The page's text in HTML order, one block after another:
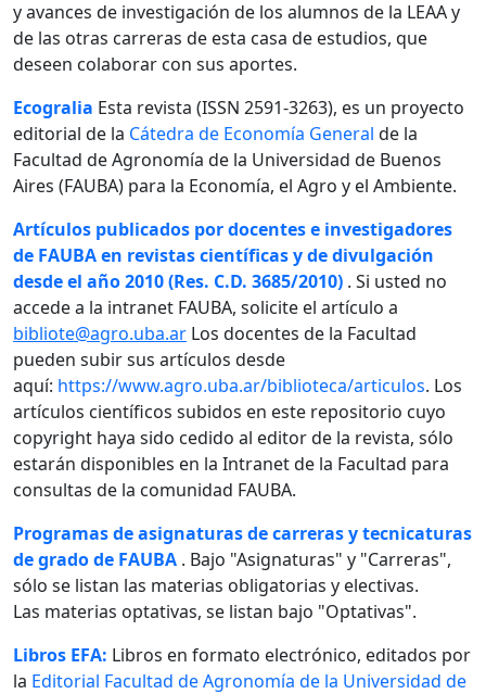
y avances de investigación de los alumnos de la LEAA y
de las otras carreras de esta casa de estudios, que
deseen colaborar con sus aportes.
Ecogralia Esta revista (ISSN 2591-3263), es un proyecto
editorial de la Cátedra de Economía General de la
Facultad de Agronomía de la Universidad de Buenos
Aires (FAUBA) para la Economía, el Agro y el Ambiente.
Artículos publicados por docentes e investigadores
de FAUBA en revistas científicas y de divulgación
desde el año 2010 (Res. C.D. 3685/2010) . Si usted no
accede a la intranet FAUBA, solicite el artículo a
bibliote@agro.uba.ar Los docentes de la Facultad
pueden subir sus artículos desde
aquí: https://www.agro.uba.ar/biblioteca/articulos. Los
artículos científicos subidos en este repositorio cuyo
copyright haya sido cedido al editor de la revista, sólo
estarán disponibles en la Intranet de la Facultad para
consultas de la comunidad FAUBA.
Programas de asignaturas de carreras y tecnicaturas
de grado de FAUBA . Bajo "Asignaturas" y "Carreras",
sólo se listan las materias obligatorias y electivas.
Las materias optativas, se listan bajo "Optativas".
Libros EFA: Libros en formato electrónico, editados por
la Editorial Facultad de Agronomía de la Universidad de